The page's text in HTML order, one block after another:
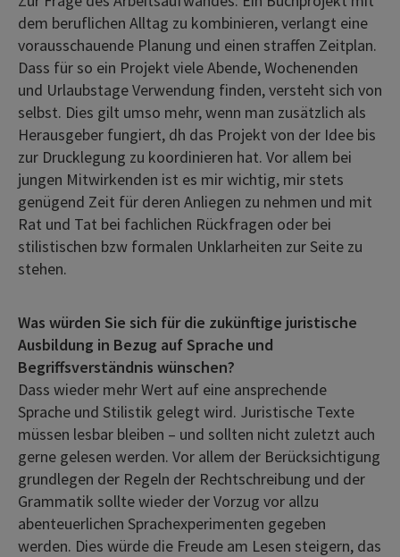
dem beruflichen Alltag zu kombinieren, verlangt eine
vorausschauende Planung und einen straffen Zeitplan.
Dass für so ein Projekt viele Abende, Wochenenden
und Urlaubstage Verwendung finden, versteht sich von
selbst. Dies gilt umso mehr, wenn man zusätzlich als
Herausgeber fungiert, dh das Projekt von der Idee bis
zur Drucklegung zu koordinieren hat. Vor allem bei
jungen Mitwirkenden ist es mir wichtig, mir stets
genügend Zeit für deren Anliegen zu nehmen und mit
Rat und Tat bei fachlichen Rückfragen oder bei
stilistischen bzw formalen Unklarheiten zur Seite zu
stehen.
Was würden Sie sich für die zukünftige juristische
Ausbildung in Bezug auf Sprache und
Begriffsverständnis wünschen?
Dass wieder mehr Wert auf eine ansprechende
Sprache und Stilistik gelegt wird. Juristische Texte
müssen lesbar bleiben – und sollten nicht zuletzt auch
gerne gelesen werden. Vor allem der Berücksichtigung
grundlegen der Regeln der Rechtschreibung und der
Grammatik sollte wieder der Vorzug vor allzu
abenteuerlichen Sprachexperimenten gegeben
werden. Dies würde die Freude am Lesen steigern, das